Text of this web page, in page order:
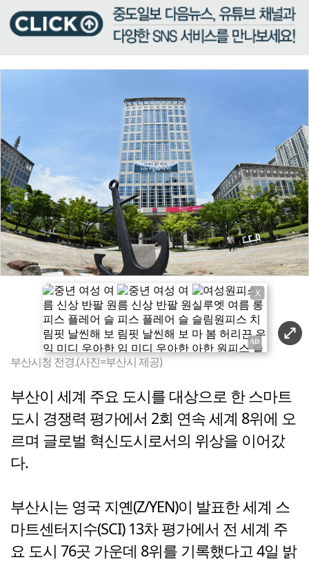
X
부산시청 전경.(사진=부산시 제공)
부산이 세계 주요 도시를 대상으로 한 스마트
도시 경쟁력 평가에서 2회 연속 세계 8위에 오
르며 글로벌 혁신도시로서의 위상을 이어갔
다.
부산시는 영국 지옌(Z/YEN)이 발표한 세계 스
마트센터지수(SCI) 13차 평가에서 전 세계 주
요 도시 76곳 가운데 8위를 기록했다고 4일 밝